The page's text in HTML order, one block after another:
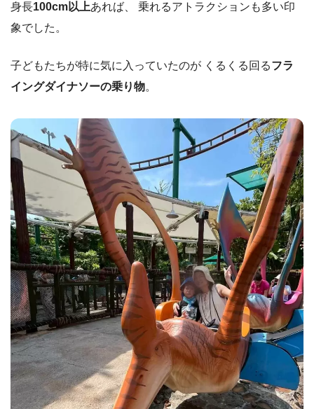
身長100cm以上あれば、 乗れるアトラクションも多い印
象でした。
子どもたちが特に気に入っていたのが くるくる回るフラ
イングダイナソーの乗り物。